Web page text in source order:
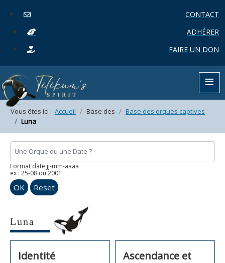
CONTACT
ADHÉRER
FAIRE UN DON
≡
Vous êtes ici : Accueil Base des
Base des orques captives
Luna
Format date jj-mm-aaaa
ex : 25-08 ou 2001
OK Reset
Luna
Identité
Ascendance et